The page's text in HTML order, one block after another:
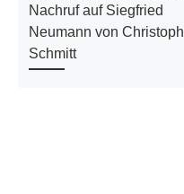
Nachruf auf Siegfried
Neumann von Christoph
Schmitt